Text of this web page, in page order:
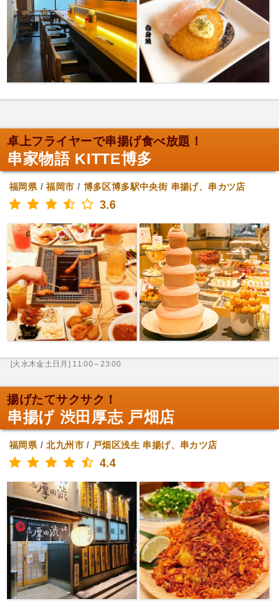
卓上フライヤーで串揚げ食べ放題！
串家物語 KITTE博多
福岡県/福岡市 / 博多区博多駅中央街 串揚げ、串カツ店
3.6
[火水木金土日月] 11:00～23:00
揚げたてサクサク！
串揚げ 渋田厚志 戸畑店
福岡県/北九州市/ 戸畑区浅生 串揚げ、串カツ店
4.4